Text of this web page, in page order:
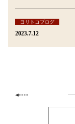
ヨリトコブログ
2023.7.12